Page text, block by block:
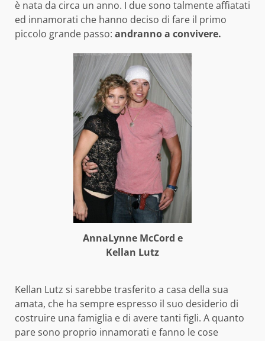
è nata da circa un anno. I due sono talmente affiatati
ed innamorati che hanno deciso di fare il primo
piccolo grande passo: andranno a convivere.
AnnaLynne McCord e
Kellan Lutz
Kellan Lutz si sarebbe trasferito a casa della sua
amata, che ha sempre espresso il suo desiderio di
costruire una famiglia e di avere tanti figli. A quanto
pare sono proprio innamorati e fanno le cose